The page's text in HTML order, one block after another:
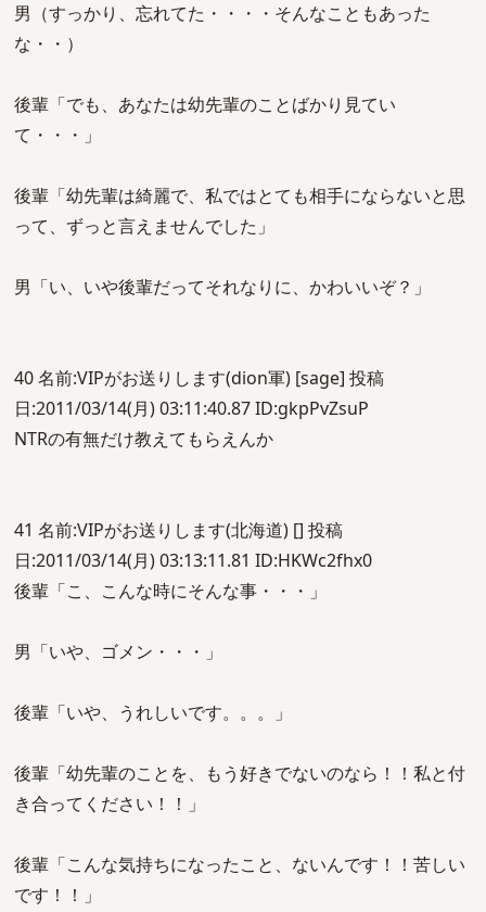
男（すっかり、忘れてた・・・・そんなこともあった
な・・）
後輩「でも、あなたは幼先輩のことばかり見てい
て・・・」
後輩「幼先輩は綺麗で、私ではとても相手にならないと思
って、ずっと言えませんでした」
男「い、いや後輩だってそれなりに、かわいいぞ？」
40 名前:VIPがお送りします(dion軍) [sage] 投稿
日:2011/03/14(月) 03:11:40.87 ID:gkpPvZsuP
NTRの有無だけ教えてもらえんか
41 名前:VIPがお送りします(北海道) [] 投稿
日:2011/03/14(月) 03:13:11.81 ID:HKWc2fhx0
後輩「こ、こんな時にそんな事・・・」
男「いや、ゴメン・・・」
後輩「いや、うれしいです。。。」
後輩「幼先輩のことを、もう好きでないのなら！！私と付
き合ってください！！」
後輩「こんな気持ちになったこと、ないんです！！苦しい
です！！」